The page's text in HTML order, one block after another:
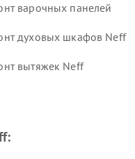
варочных панелей
духовых шкафов Neff
вытяжек Neff